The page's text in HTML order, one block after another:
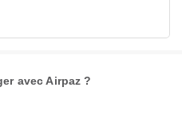
avec Airpaz ?